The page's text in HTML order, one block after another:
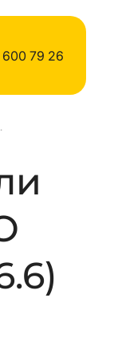
79 26